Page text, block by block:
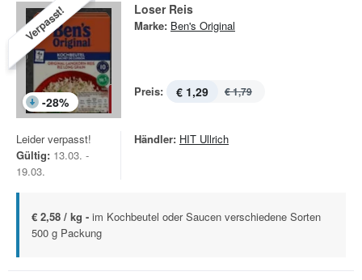
Verpasst!
-28%
Loser Reis
Marke: Ben's Original
Preis: € 1,29 € 1,79
Leider verpasst!
Gültig: 13.03. -
19.03.
Händler: HIT Ullrich
€ 2,58 / kg - im Kochbeutel oder Saucen verschiedene Sorten
500 g Packung